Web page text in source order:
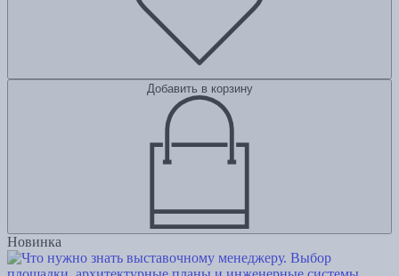
Добавить в корзину
Новинка